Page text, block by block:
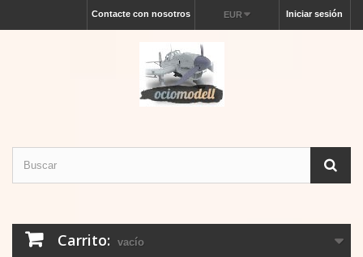
Iniciar sesión
EUR
Contacte con nosotros
Carrito: vacío